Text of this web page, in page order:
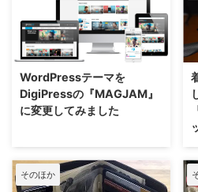
2026/4/3
WordPressテーマを
DigiPressの『MAGJAM』
に変更してみました
そのほか